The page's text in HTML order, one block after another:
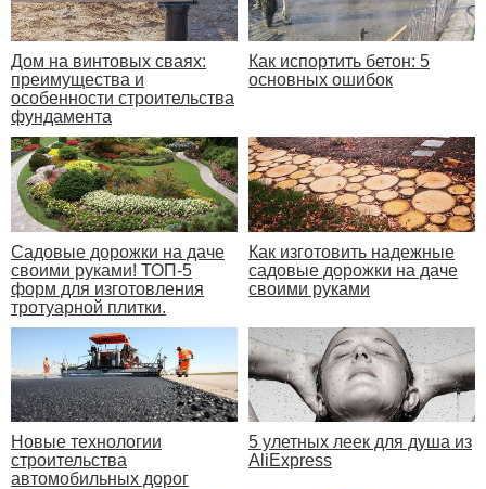
Дом на винтовых сваях:
преимущества и
особенности строительства
фундамента
Как испортить бетон: 5
основных ошибок
Садовые дорожки на даче
своими руками! ТОП-5
форм для изготовления
тротуарной плитки.
Как изготовить надежные
садовые дорожки на даче
своими руками
Новые технологии
строительства
автомобильных дорог
5 улетных леек для душа из
AliExpress